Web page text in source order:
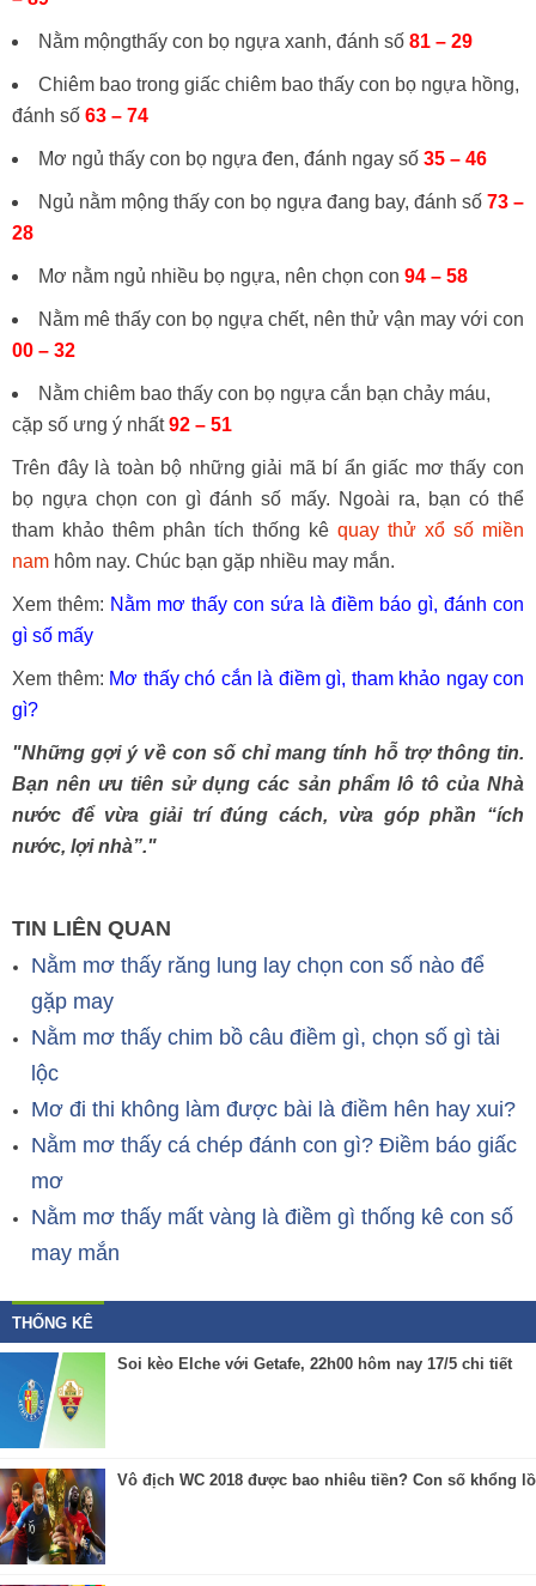
Nằm mộngthấy con bọ ngựa xanh, đánh số 81 – 29
Chiêm bao trong giấc chiêm bao thấy con bọ ngựa hồng,
đánh số 63 – 74
Mơ ngủ thấy con bọ ngựa đen, đánh ngay số 35 – 46
Ngủ nằm mộng thấy con bọ ngựa đang bay, đánh số 73 –
28
Mơ nằm ngủ nhiều bọ ngựa, nên chọn con 94 – 58
Nằm mê thấy con bọ ngựa chết, nên thử vận may với con
00 – 32
Nằm chiêm bao thấy con bọ ngựa cắn bạn chảy máu,
cặp số ưng ý nhất92 – 51
Trên đây là toàn bộ những giải mã bí ẩn giấc mơ thấy con
bọ ngựa chọn con gì đánh số mấy. Ngoài ra, bạn có thể
tham khảo thêm phân tích thống kê quay thử xổ số miền
nam hôm nay. Chúc bạn gặp nhiều may mắn.
Xem thêm: Nằm mơ thấy con sứa là điềm báo gì, đánh con
gì số mấy
Xem thêm: Mơ thấy chó cắn là điềm gì, tham khảo ngay con
gì?
"Những gợi ý về con số chỉ mang tính hỗ trợ thông tin.
Bạn nên ưu tiên sử dụng các sản phẩm lô tô của Nhà
nước để vừa giải trí đúng cách, vừa góp phần “ích
nước, lợi nhà”."
TIN LIÊN QUAN
Nằm mơ thấy răng lung lay chọn con số nào để
gặp may
Nằm mơ thấy chim bồ câu điềm gì, chọn số gì tài
lộc
Mơ đi thi không làm được bài là điềm hên hay xui?
Nằm mơ thấy cá chép đánh con gì? Điềm báo giấc
mơ
Nằm mơ thấy mất vàng là điềm gì thống kê con số
may mắn
THỐNG KÊ
Soi kèo Elche với Getafe, 22h00 hôm nay 17/5 chi tiết
Vô địch WC 2018 được bao nhiêu tiền? Con số khổng lồ